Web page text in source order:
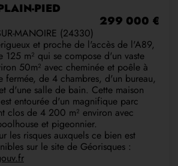
PIED
299 000 €
MANOIRE (24330)
et proche de l'accès de l'A89,
125 m² qui se compose d'un vaste
50m² avec cheminée et poêle à
fermée, de 4 chambres, d'un bureau,
d'une salle de bain. Cette maison
entourée d'un magnifique parc
clos de 4 200 m² environ avec
et pigeonnier.
les risques auxquels ce bien est
sur le site de Géorisques :